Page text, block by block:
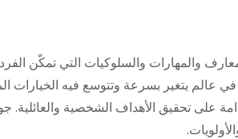
والمهارات والسلوكيات التي تمكّن
في عالم يتغير بسرعة وتتوسع فيه الخيارات
على تحقيق الأهداف الشخصية